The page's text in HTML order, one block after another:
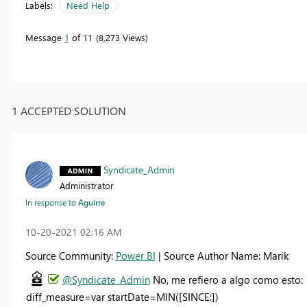
Labels: Need Help
Message 1 of 11 8,273 Views
1 ACCEPTED SOLUTION
Syndicate_Admin
Administrator
In response toAguirre
‎10-20-2021 02:16 AM
Source Community: Power BI | Source Author Name: Marik
@Syndicate_AdminNo, me refiero a algo como esto:
diff_measure=var startDate=MIN([SINCE:])